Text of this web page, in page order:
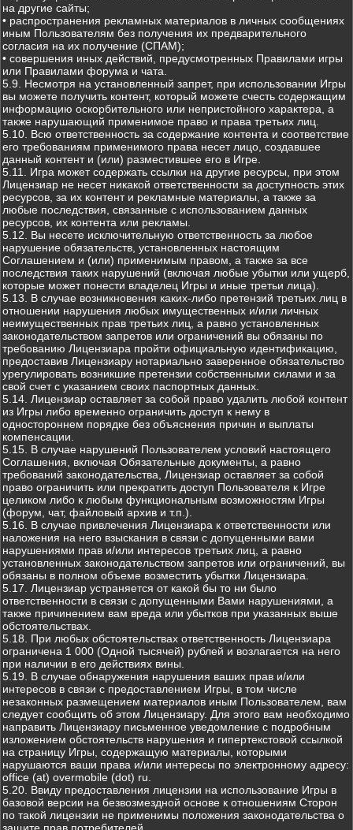
на другие сайты;
• распространения рекламных материалов в личных сообщениях
иным Пользователям без получения их предварительного
согласия на их получение (СПАМ);
• совершения иных действий, предусмотренных Правилами игры
или Правилами форума и чата.
5.9. Несмотря на установленный запрет, при использовании Игры
вы можете получить контент, который можете счесть содержащим
информацию оскорбительного или непристойного характера, а
также нарушающий применимое право и права третьих лиц.
5.10. Всю ответственность за содержание контента и соответствие
его требованиям применимого права несет лицо, создавшее
данный контент и (или) разместившее его в Игре.
5.11. Игра может содержать ссылки на другие ресурсы, при этом
Лицензиар не несет никакой ответственности за доступность этих
ресурсов, за их контент и рекламные материалы, а также за
любые последствия, связанные с использованием данных
ресурсов, их контента или рекламы.
5.12. Вы несете исключительную ответственность за любое
нарушение обязательств, установленных настоящим
Соглашением и (или) применимым правом, а также за все
последствия таких нарушений (включая любые убытки или ущерб,
которые может понести владелец Игры и иные третьи лица).
5.13. В случае возникновения каких-либо претензий третьих лиц в
отношении нарушения любых имущественных и/или личных
неимущественных прав третьих лиц, а равно установленных
законодательством запретов или ограничений вы обязаны по
требованию Лицензиара пройти официальную идентификацию,
предоставив Лицензиару нотариально заверенное обязательство
урегулировать возникшие претензии собственными силами и за
свой счет с указанием своих паспортных данных.
5.14. Лицензиар оставляет за собой право удалить любой контент
из Игры либо временно ограничить доступ к нему в
одностороннем порядке без объяснения причин и выплаты
компенсации.
5.15. В случае нарушений Пользователем условий настоящего
Соглашения, включая Обязательные документы, а равно
требований законодательства, Лицензиар оставляет за собой
право ограничить или прекратить доступ Пользователя к Игре
целиком либо к любым функциональным возможностям Игры
(форум, чат, файловый архив и т.п.).
5.16. В случае привлечения Лицензиара к ответственности или
наложения на него взыскания в связи с допущенными вами
нарушениями прав и/или интересов третьих лиц, а равно
установленных законодательством запретов или ограничений, вы
обязаны в полном объеме возместить убытки Лицензиара.
5.17. Лицензиар устраняется от какой бы то ни было
ответственности в связи с допущенными Вами нарушениями, а
также причинением вам вреда или убытков при указанных выше
обстоятельствах.
5.18. При любых обстоятельствах ответственность Лицензиара
ограничена 1 000 (Одной тысячей) рублей и возлагается на него
при наличии в его действиях вины.
5.19. В случае обнаружения нарушения ваших прав и/или
интересов в связи с предоставлением Игры, в том числе
незаконных размещением материалов иным Пользователем, вам
следует сообщить об этом Лицензиару. Для этого вам необходимо
направить Лицензиару письменное уведомление с подробным
изложением обстоятельств нарушения и гипертекстовой ссылкой
на страницу Игры, содержащую материалы, которыми
нарушаются ваши права и/или интересы по электронному адресу:
office (at) overmobile (dot) ru.
5.20. Ввиду предоставления лицензии на использование Игры в
базовой версии на безвозмездной основе к отношениям Сторон
по такой лицензии не применимы положения законодательства о